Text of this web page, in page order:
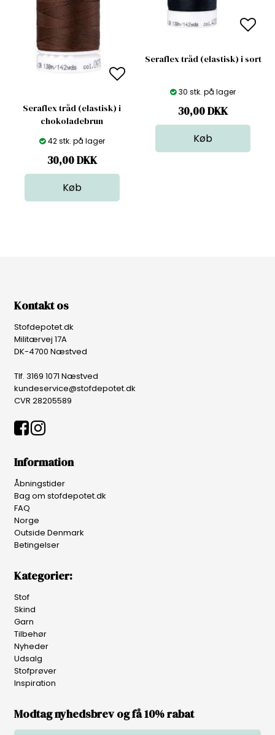
Seraflex tråd (elastisk) i
chokoladebrun
42 stk. på lager
30,00DKK
Seraflex tråd (elastisk) i sort
30 stk. på lager
30,00DKK
Kontakt os
Stofdepotet.dk
Militærvej 17A
DK-4700 Næstved
Tlf. 3169 1071 Næstved
kundeservice@stofdepotet.dk
CVR 28205589
Information
Åbningstider
Bag om stofdepotet.dk
FAQ
Norge
Outside Denmark
Betingelser
Kategorier:
Stof
Skind
Garn
Tilbehør
Nyheder
Udsalg
Stofprøver
Inspiration
Modtag nyhedsbrev og få 10% rabat